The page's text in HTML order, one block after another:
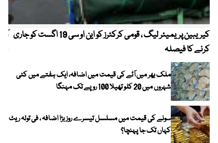
کیریبین پریمیئر لیگ ، قومی کرکٹرز کو این او سی 19 اگست کو جاری
کرنے کا فیصلہ
ملک بھر میں آٹے کی قیمت میں اضافہ، ایک ہفتے میں کئی
شہروں میں 20 کلو تھیلا 100 روپے تک مہنگا
سونے کی قیمت میں مسلسل تیسرے روز بڑا اضافہ ، فی تولہ ریٹ
کہاں تک جا پہنچا؟